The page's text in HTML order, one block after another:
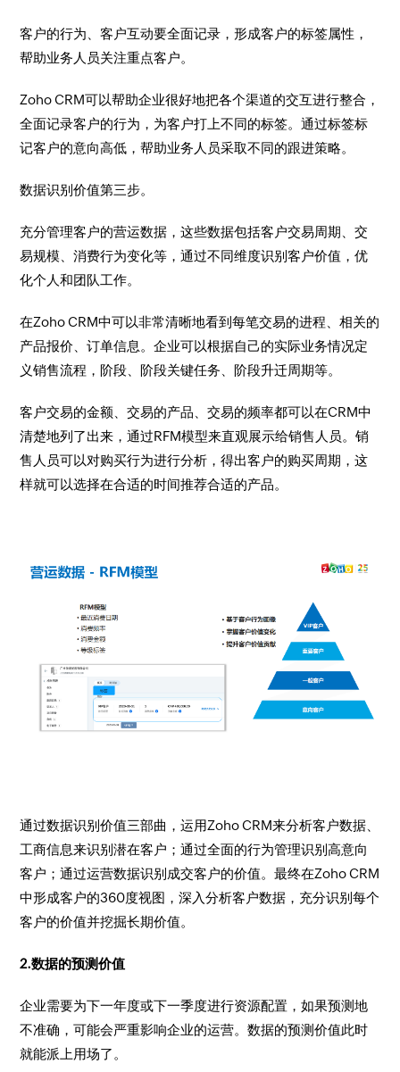
客户的行为、客户互动要全面记录，形成客户的标签属性，
帮助业务人员关注重点客户。
Zoho CRM可以帮助企业很好地把各个渠道的交互进行整合，
全面记录客户的行为，为客户打上不同的标签。通过标签标
记客户的意向高低，帮助业务人员采取不同的跟进策略。
数据识别价值第三步。
充分管理客户的营运数据，这些数据包括客户交易周期、交
易规模、消费行为变化等，通过不同维度识别客户价值，优
化个人和团队工作。
在Zoho CRM中可以非常清晰地看到每笔交易的进程、相关的
产品报价、订单信息。企业可以根据自己的实际业务情况定
义销售流程，阶段、阶段关键任务、阶段升迁周期等。
客户交易的金额、交易的产品、交易的频率都可以在CRM中
清楚地列了出来，通过RFM模型来直观展示给销售人员。销
售人员可以对购买行为进行分析，得出客户的购买周期，这
样就可以选择在合适的时间推荐合适的产品。
通过数据识别价值三部曲，运用Zoho CRM来分析客户数据、
工商信息来识别潜在客户；通过全面的行为管理识别高意向
客户；通过运营数据识别成交客户的价值。最终在Zoho CRM
中形成客户的360度视图，深入分析客户数据，充分识别每个
客户的价值并挖掘长期价值。
2.数据的预测价值
企业需要为下一年度或下一季度进行资源配置，如果预测地
不准确，可能会严重影响企业的运营。数据的预测价值此时
就能派上用场了。